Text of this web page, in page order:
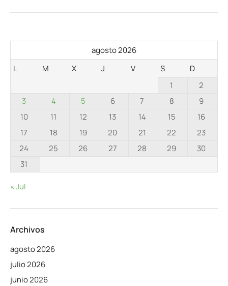
agosto 2026
L
M X J V S
D
1
2
3
4 5 6 7 8
9
10
11 12 13 14 15
16
17
18 19 20 21 22
23
24
25 26 27 28 29
30
31
« Jul
Archivos
agosto 2026
julio 2026
junio 2026